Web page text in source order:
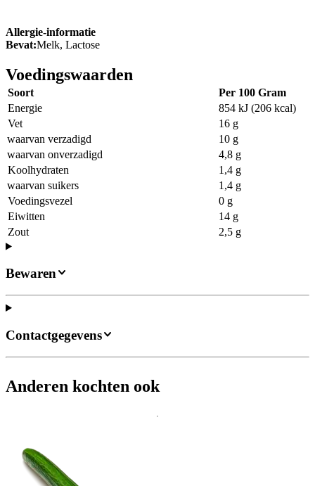
Allergie-informatie
Bevat:Melk, Lactose
Voedingswaarden
Soort
Per 100 Gram
Energie
854 kJ (206 kcal)
Vet
16 g
waarvan verzadigd
10 g
waarvan onverzadigd
4,8 g
Koolhydraten
1,4 g
waarvan suikers
1,4 g
Voedingsvezel
0 g
Eiwitten
14 g
Zout
2,5 g
Bewaren
Contactgegevens
Anderen kochten ook